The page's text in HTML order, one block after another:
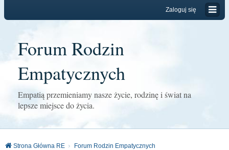
Zaloguj się
Forum Rodzin
Empatycznych
Empatią przemieniamy nasze życie, rodzinę i świat na
lepsze miejsce do życia.
Strona Główna RE Forum Rodzin Empatycznych